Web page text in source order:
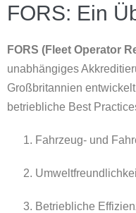
FORS: Ein
FORS (Fleet Operator
unabhängiges
Großbritannien
betriebliche Best
Fahrzeug- und
Betriebliche